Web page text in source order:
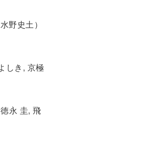
野史土）
しき, 京極
永 圭, 飛